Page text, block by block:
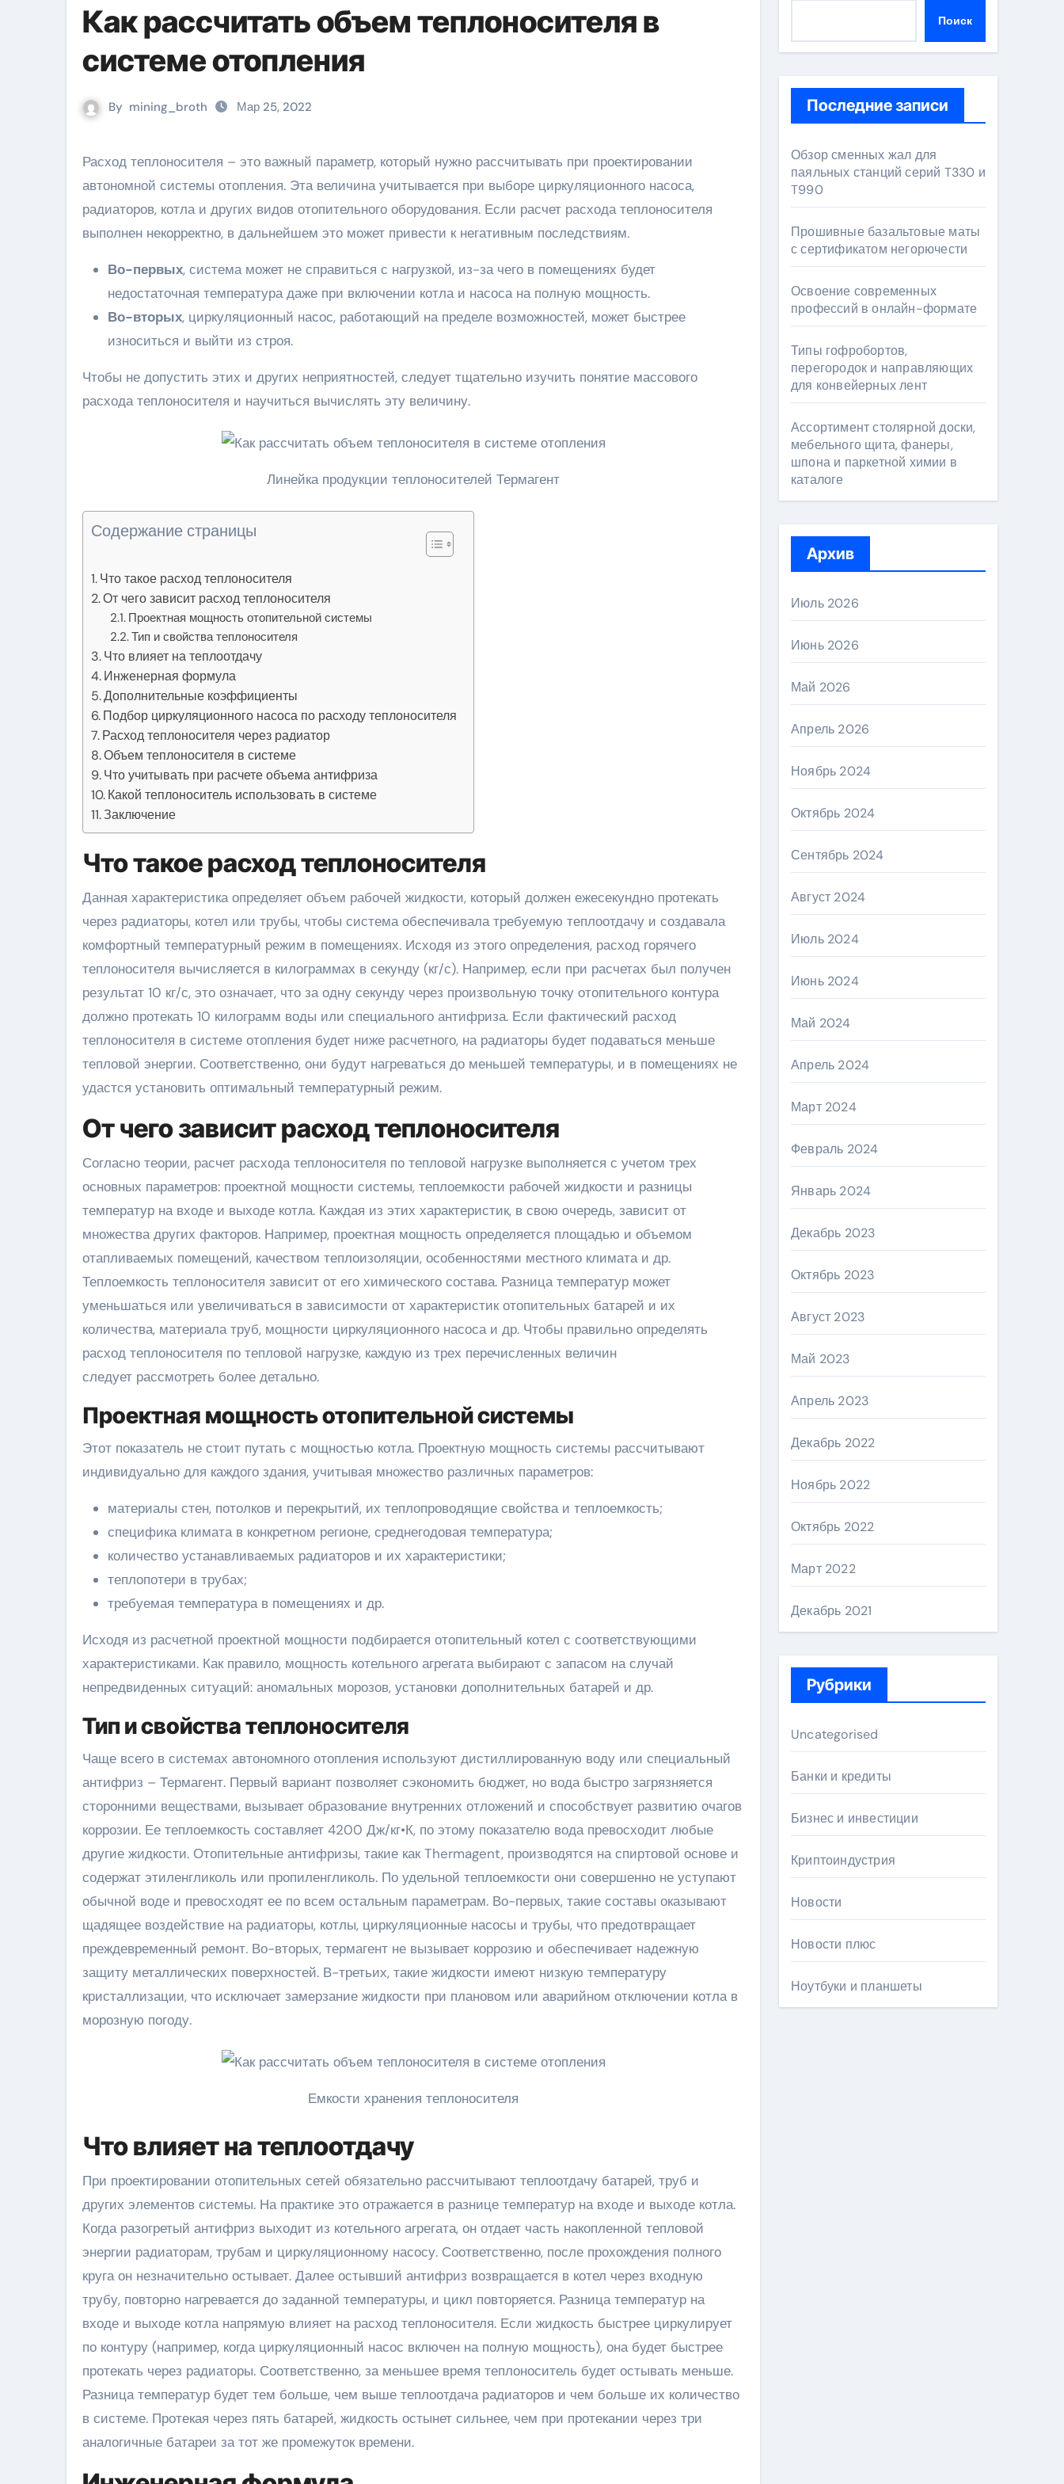
Как рассчитать объем теплоносителя в
системе отопления
By mining_broth Мар 25, 2022
Расход теплоносителя – это важный параметр, который нужно рассчитывать при проектировании
автономной системы отопления. Эта величина учитывается при выборе циркуляционного насоса,
радиаторов, котла и других видов отопительного оборудования. Если расчет расхода теплоносителя
выполнен некорректно, в дальнейшем это может привести к негативным последствиям.
Во-первых, система может не справиться с нагрузкой, из-за чего в помещениях будет
недостаточная температура даже при включении котла и насоса на полную мощность.
Во-вторых, циркуляционный насос, работающий на пределе возможностей, может быстрее
износиться и выйти из строя.
Чтобы не допустить этих и других неприятностей, следует тщательно изучить понятие массового
расхода теплоносителя и научиться вычислять эту величину.
Линейка продукции теплоносителей Термагент
Содержание страницы
Что такое расход теплоносителя
От чего зависит расход теплоносителя
Проектная мощность отопительной системы
Тип и свойства теплоносителя
Что влияет на теплоотдачу
Инженерная формула
Дополнительные коэффициенты
Подбор циркуляционного насоса по расходу теплоносителя
Расход теплоносителя через радиатор
Объем теплоносителя в системе
Что учитывать при расчете объема антифриза
Какой теплоноситель использовать в системе
Заключение
Что такое расход теплоносителя
Данная характеристика определяет объем рабочей жидкости, который должен ежесекундно протекать
через радиаторы, котел или трубы, чтобы система обеспечивала требуемую теплоотдачу и создавала
комфортный температурный режим в помещениях. Исходя из этого определения, расход горячего
теплоносителя вычисляется в килограммах в секунду (кг/с). Например, если при расчетах был получен
результат 10 кг/с, это означает, что за одну секунду через произвольную точку отопительного контура
должно протекать 10 килограмм воды или специального антифриза. Если фактический расход
теплоносителя в системе отопления будет ниже расчетного, на радиаторы будет подаваться меньше
тепловой энергии. Соответственно, они будут нагреваться до меньшей температуры, и в помещениях не
удастся установить оптимальный температурный режим.
От чего зависит расход теплоносителя
Согласно теории, расчет расхода теплоносителя по тепловой нагрузке выполняется с учетом трех
основных параметров: проектной мощности системы, теплоемкости рабочей жидкости и разницы
температур на входе и выходе котла. Каждая из этих характеристик, в свою очередь, зависит от
множества других факторов. Например, проектная мощность определяется площадью и объемом
отапливаемых помещений, качеством теплоизоляции, особенностями местного климата и др.
Теплоемкость теплоносителя зависит от его химического состава. Разница температур может
уменьшаться или увеличиваться в зависимости от характеристик отопительных батарей и их
количества, материала труб, мощности циркуляционного насоса и др. Чтобы правильно определять
расход теплоносителя по тепловой нагрузке, каждую из трех перечисленных величин
следует рассмотреть более детально.
Проектная мощность отопительной системы
Этот показатель не стоит путать с мощностью котла. Проектную мощность системы рассчитывают
индивидуально для каждого здания, учитывая множество различных параметров:
материалы стен, потолков и перекрытий, их теплопроводящие свойства и теплоемкость;
специфика климата в конкретном регионе, среднегодовая температура;
количество устанавливаемых радиаторов и их характеристики;
теплопотери в трубах;
требуемая температура в помещениях и др.
Исходя из расчетной проектной мощности подбирается отопительный котел с соответствующими
характеристиками. Как правило, мощность котельного агрегата выбирают с запасом на случай
непредвиденных ситуаций: аномальных морозов, установки дополнительных батарей и др.
Тип и свойства теплоносителя
Чаще всего в системах автономного отопления используют дистиллированную воду или специальный
антифриз – Термагент. Первый вариант позволяет сэкономить бюджет, но вода быстро загрязняется
сторонними веществами, вызывает образование внутренних отложений и способствует развитию очагов
коррозии. Ее теплоемкость составляет 4200 Дж/кг•К, по этому показателю вода превосходит любые
другие жидкости. Отопительные антифризы, такие как Thermagent, производятся на спиртовой основе и
содержат этиленгликоль или пропиленгликоль. По удельной теплоемкости они совершенно не уступают
обычной воде и превосходят ее по всем остальным параметрам. Во-первых, такие составы оказывают
щадящее воздействие на радиаторы, котлы, циркуляционные насосы и трубы, что предотвращает
преждевременный ремонт. Во-вторых, термагент не вызывает коррозию и обеспечивает надежную
защиту металлических поверхностей. В-третьих, такие жидкости имеют низкую температуру
кристаллизации, что исключает замерзание жидкости при плановом или аварийном отключении котла в
морозную погоду.
Емкости хранения теплоносителя
Что влияет на теплоотдачу
При проектировании отопительных сетей обязательно рассчитывают теплоотдачу батарей, труб и
других элементов системы. На практике это отражается в разнице температур на входе и выходе котла.
Когда разогретый антифриз выходит из котельного агрегата, он отдает часть накопленной тепловой
энергии радиаторам, трубам и циркуляционному насосу. Соответственно, после прохождения полного
круга он незначительно остывает. Далее остывший антифриз возвращается в котел через входную
трубу, повторно нагревается до заданной температуры, и цикл повторяется. Разница температур на
входе и выходе котла напрямую влияет на расход теплоносителя. Если жидкость быстрее циркулирует
по контуру (например, когда циркуляционный насос включен на полную мощность), она будет быстрее
протекать через радиаторы. Соответственно, за меньшее время теплоноситель будет остывать меньше.
Разница температур будет тем больше, чем выше теплоотдача радиаторов и чем больше их количество
в системе. Протекая через пять батарей, жидкость остынет сильнее, чем при протекании через три
аналогичные батареи за тот же промежуток времени.
Поиск
Последние записи
Обзор сменных жал для
паяльных станций серий T330 и
T990
Прошивные базальтовые маты
с сертификатом негорючести
Освоение современных
профессий в онлайн-формате
Типы гофробортов,
перегородок и направляющих
для конвейерных лент
Ассортимент столярной доски,
мебельного щита, фанеры,
шпона и паркетной химии в
каталоге
Архив
Июль 2026
Июнь 2026
Май 2026
Апрель 2026
Ноябрь 2024
Октябрь 2024
Сентябрь 2024
Август 2024
Июль 2024
Июнь 2024
Май 2024
Апрель 2024
Март 2024
Февраль 2024
Январь 2024
Декабрь 2023
Октябрь 2023
Август 2023
Май 2023
Апрель 2023
Декабрь 2022
Ноябрь 2022
Октябрь 2022
Март 2022
Декабрь 2021
Рубрики
Uncategorised
Банки и кредиты
Бизнес и инвестиции
Криптоиндустрия
Новости
Новости плюс
Ноутбуки и планшеты